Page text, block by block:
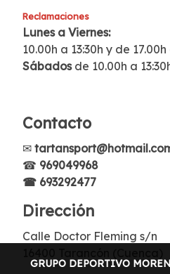
Reclamaciones
Lunes a Viernes:
10.00h a 13:30h y de
Sábados de 10.00h a
Contacto
✉
☎ 969049968
☎ 693292477
Dirección
Calle Doctor Fleming s/n
GRUPO DEPORTIVO